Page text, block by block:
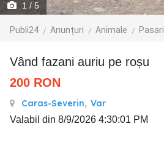
1 / 5
Publi24 Anunțuri Animale Pasari
vând fazani auriu pe roșu
200 RON
Caras-Severin, Var
Valabil din 8/9/2026 4:30:01 PM